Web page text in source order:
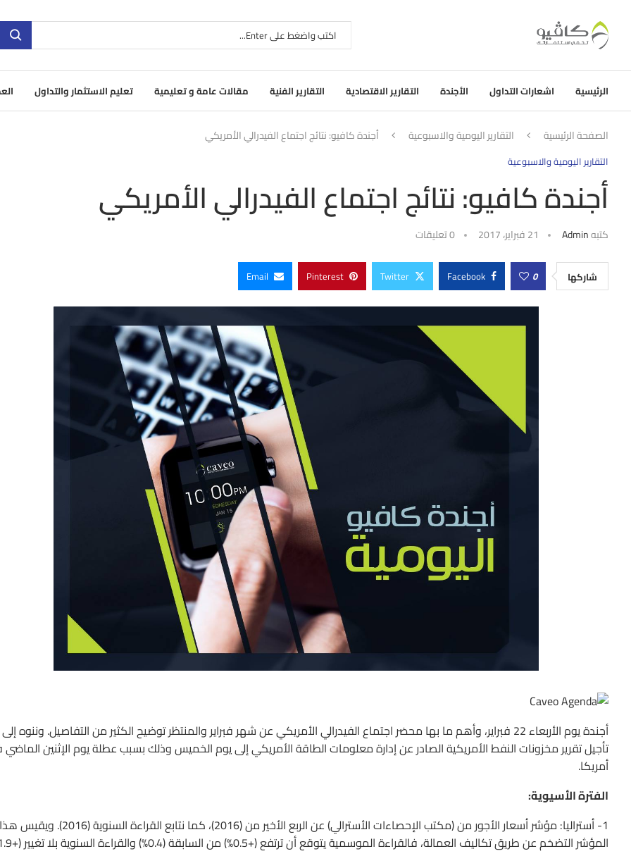
الرئيسية اشعارات التداول الأجندة التقارير الاقتصادية التقارير الفنية مقالات عامة و تعليمية تعليم الاستثمار والتداول
الصفحة الرئيسية التقارير اليومية والاسبوعية أجندة كافيو: نتائج اجتماع الفيدرالي الأمريكي
التقارير اليومية والاسبوعية
أجندة كافيو: نتائج اجتماع الفيدرالي الأمريكي
كتبهAdmin 21 فبراير، 2017 0 تعليقات
شاركها 0
Facebook
Twitter
Pinterest
Email
أجندة يوم الأربعاء 22 فبراير، وأهم ما بها محضر اجتماع الفيدرالي الأمريكي عن شهر فبراير والمنتظر توضيح الكثير من التفاصيل. وننوه إلى
تأجيل تقرير مخزونات النفط الأمريكية الصادر عن إدارة معلومات الطاقة الأمريكي إلى يوم الخميس وذلك بسبب عطلة يوم الإثنين
أمريكا.
الفترة الأسيوية:
1- أستراليا: مؤشر أسعار الأجور من (مكتب الإحصاءات الأسترالي) عن الربع الأخير من (2016)، كما نتابع القراءة السنوية (2016). ويقيس هذا
المؤشر التضخم عن طريق تكاليف العمالة، فالقراءة الموسمية يتوقع أن ترتفع (+0.5%) من السابقة (0.4%) والقراءة السنوية بلا تغيير (+1.9%).